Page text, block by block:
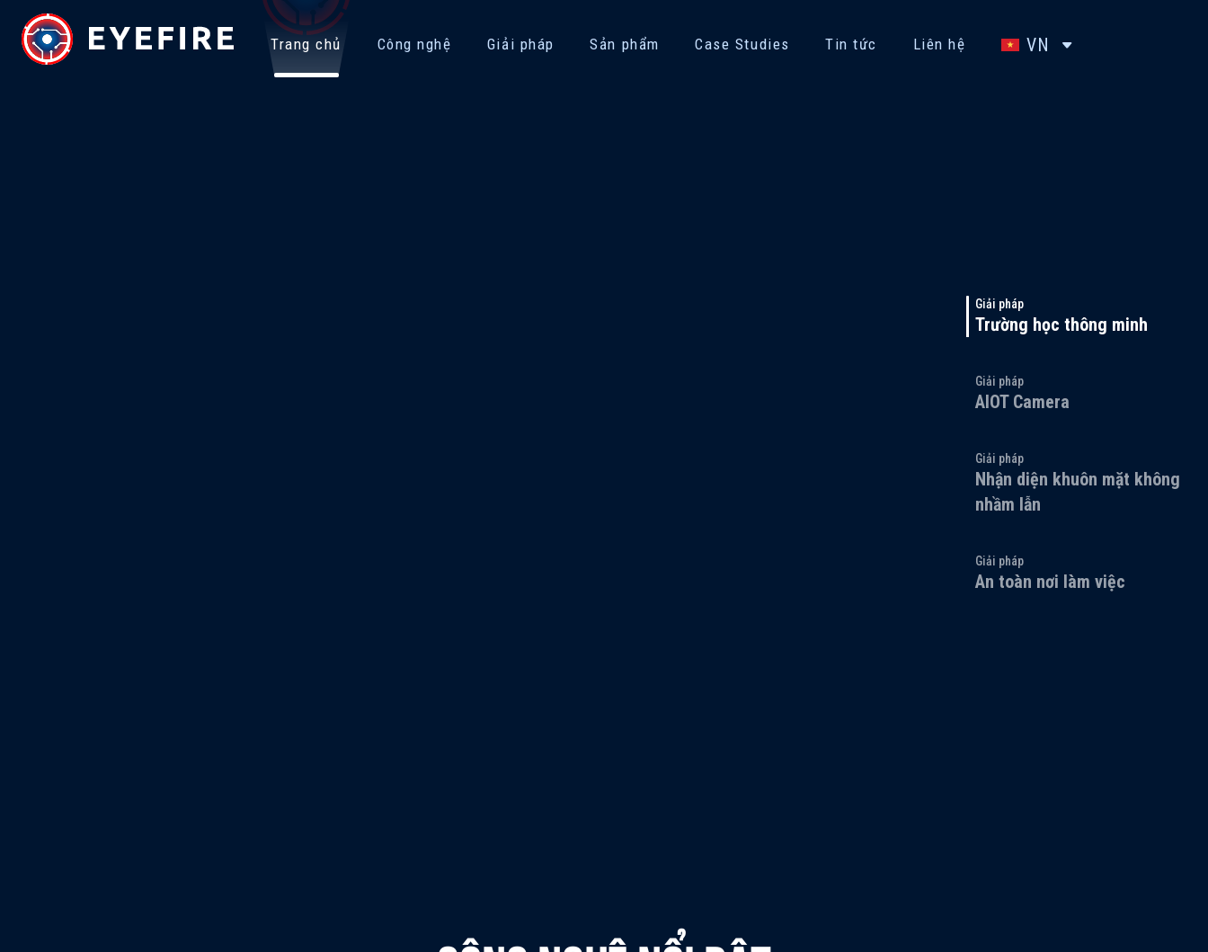
Trang chủ Công nghệ Giải pháp Sản phẩm Case Studies Tin tức Liên hệ VN
Giải pháp
Trường học thông minh
Giải pháp
AIOT Camera
Giải pháp
Nhận diện khuôn mặt không
nhầm lẫn
Giải pháp
An toàn nơi làm việc